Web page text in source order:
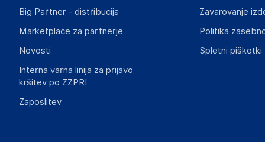
Big Partner - distribucija
Marketplace za partnerje
Novosti
Interna varna linija za prijavo
kršitev po ZZPRI
Zaposlitev
Zavarovanje
Politika
Spletni piškotki